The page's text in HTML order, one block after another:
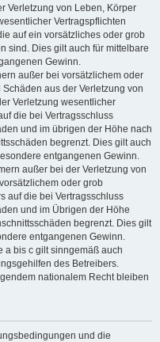
Verletzung von Leben, Körper
Vertragspflichten
auf ein vorsätzliches oder grob
sind. Dies gilt auch für mittelbare
Gewinn.
außer bei vorsätzlichem oder
aus der Verletzung von
Verletzung wesentlicher
die bei Vertragsschluss
und im übrigen der Höhe nach
begrenzt. Dies gilt auch
entgangenen Gewinn.
außer bei der Verletzung von
oder grob
auf die bei Vertragsschluss
und im Übrigen der Höhe
begrenzt. Dies gilt
entgangenen Gewinn.
a bis c gilt sinngemäß auch
des Betreibers.
nationalem Recht bleiben
und die